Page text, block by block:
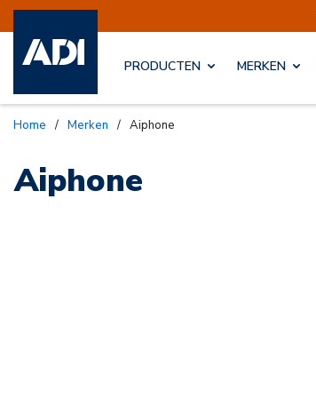
PRODUCTEN MERKEN
Home / Merken / Aiphone
Aiphone